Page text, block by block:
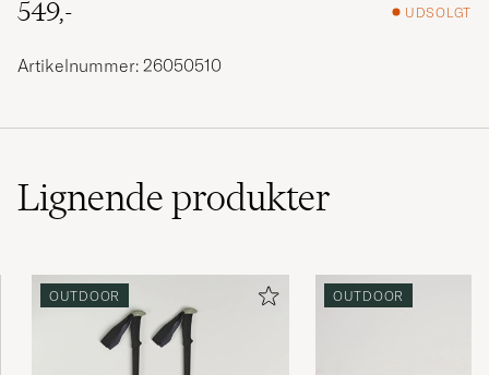
549,-
UDSOLGT
Artikelnummer: 26050510
Lignendeprodukter
OUTDOOR OUTDOOR